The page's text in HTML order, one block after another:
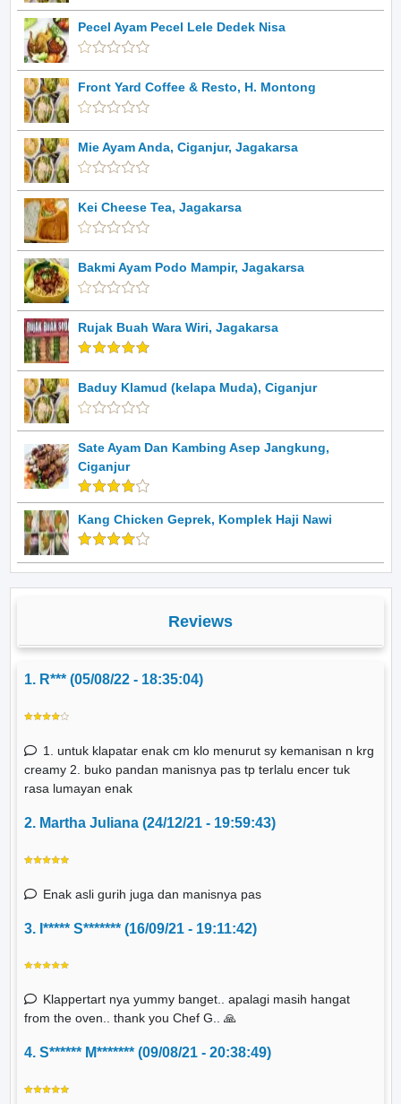
Pecel Ayam Pecel Lele Dedek Nisa
Front Yard Coffee & Resto, H. Montong
Mie Ayam Anda, Ciganjur, Jagakarsa
Kei Cheese Tea, Jagakarsa
Bakmi Ayam Podo Mampir, Jagakarsa
Rujak Buah Wara Wiri, Jagakarsa
Baduy Klamud (kelapa Muda), Ciganjur
Sate Ayam Dan Kambing Asep Jangkung,
Ciganjur
Kang Chicken Geprek, Komplek Haji Nawi
Reviews
1. R*** (05/08/22 - 18:35:04)
1. untuk klapatar enak cm klo menurut sy kemanisan n krg
creamy 2. buko pandan manisnya pas tp terlalu encer tuk
rasa lumayan enak
2. Martha Juliana (24/12/21 - 19:59:43)
Enak asli gurih juga dan manisnya pas
3. I***** S******* (16/09/21 - 19:11:42)
Klappertart nya yummy banget.. apalagi masih hangat
from the oven.. thank you Chef G.. 🙏
4. S****** M******* (09/08/21 - 20:38:49)